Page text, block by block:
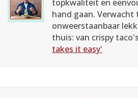
topkwaliteit en
hand gaan.
onweerstaanbaar
thuis: van crispy
takes it easy'